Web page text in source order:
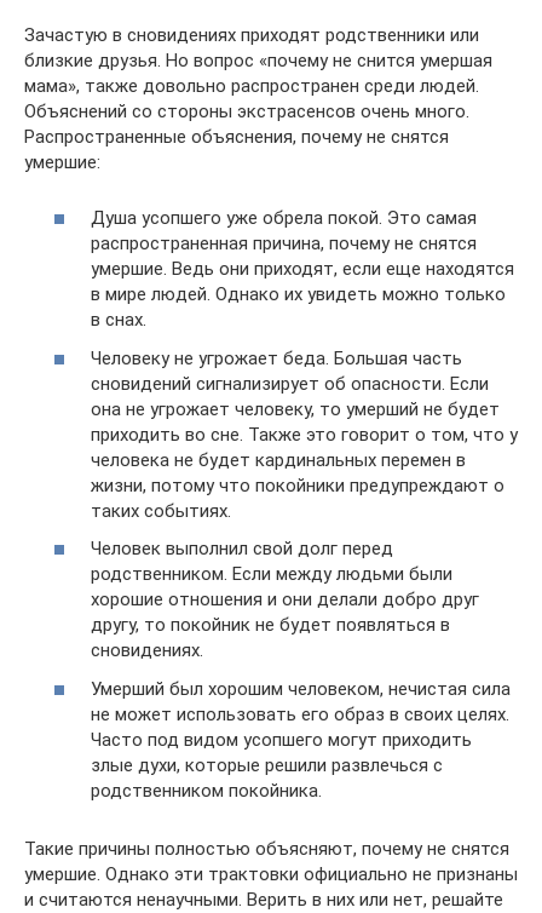
Зачастую в сновидениях приходят родственники или
близкие друзья. Но вопрос «почему не снится умершая
мама», также довольно распространен среди людей.
Объяснений со стороны экстрасенсов очень много.
Распространенные объяснения, почему не снятся
умершие:
Душа усопшего уже обрела покой. Это самая
распространенная причина, почему не снятся
умершие. Ведь они приходят, если еще находятся
в мире людей. Однако их увидеть можно только
в снах.
Человеку не угрожает беда. Большая часть
сновидений сигнализирует об опасности. Если
она не угрожает человеку, то умерший не будет
приходить во сне. Также это говорит о том, что у
человека не будет кардинальных перемен в
жизни, потому что покойники предупреждают о
таких событиях.
Человек выполнил свой долг перед
родственником. Если между людьми были
хорошие отношения и они делали добро друг
другу, то покойник не будет появляться в
сновидениях.
Умерший был хорошим человеком, нечистая сила
не может использовать его образ в своих целях.
Часто под видом усопшего могут приходить
злые духи, которые решили развлечься с
родственником покойника.
Такие причины полностью объясняют, почему не снятся
умершие. Однако эти трактовки официально не признаны
и считаются ненаучными. Верить в них или нет, решайте